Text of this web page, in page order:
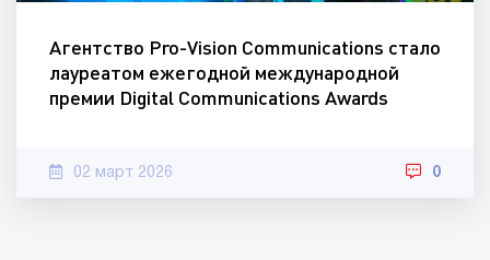
Агентство Pro-Vision Communications стало
лауреатом ежегодной международной
премии Digital Communications Awards
02 март 2026 0